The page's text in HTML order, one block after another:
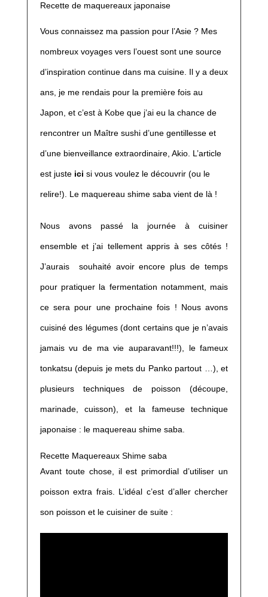
Recette de maquereaux japonaise
Vous connaissez ma passion pour l’Asie ? Mes
nombreux voyages vers l’ouest sont une source
d’inspiration continue dans ma cuisine. Il y a deux
ans, je me rendais pour la première fois au
Japon, et c’est à Kobe que j’ai eu la chance de
rencontrer un Maître sushi d’une gentillesse et
d’une bienveillance extraordinaire, Akio. L’article
est juste ici si vous voulez le découvrir (ou le
relire!). Le maquereau shime saba vient de là !
Nous avons passé la journée à cuisiner
ensemble et j’ai tellement appris à ses côtés !
J’aurais souhaité avoir encore plus de temps
pour pratiquer la fermentation notamment, mais
ce sera pour une prochaine fois ! Nous avons
cuisiné des légumes (dont certains que je n’avais
jamais vu de ma vie auparavant!!!), le fameux
tonkatsu (depuis je mets du Panko partout …), et
plusieurs techniques de poisson (découpe,
marinade, cuisson), et la fameuse technique
japonaise : le maquereau shime saba.
Recette Maquereaux Shime saba
Avant toute chose, il est primordial d’utiliser un
poisson extra frais. L’idéal c’est d’aller chercher
son poisson et le cuisiner de suite :